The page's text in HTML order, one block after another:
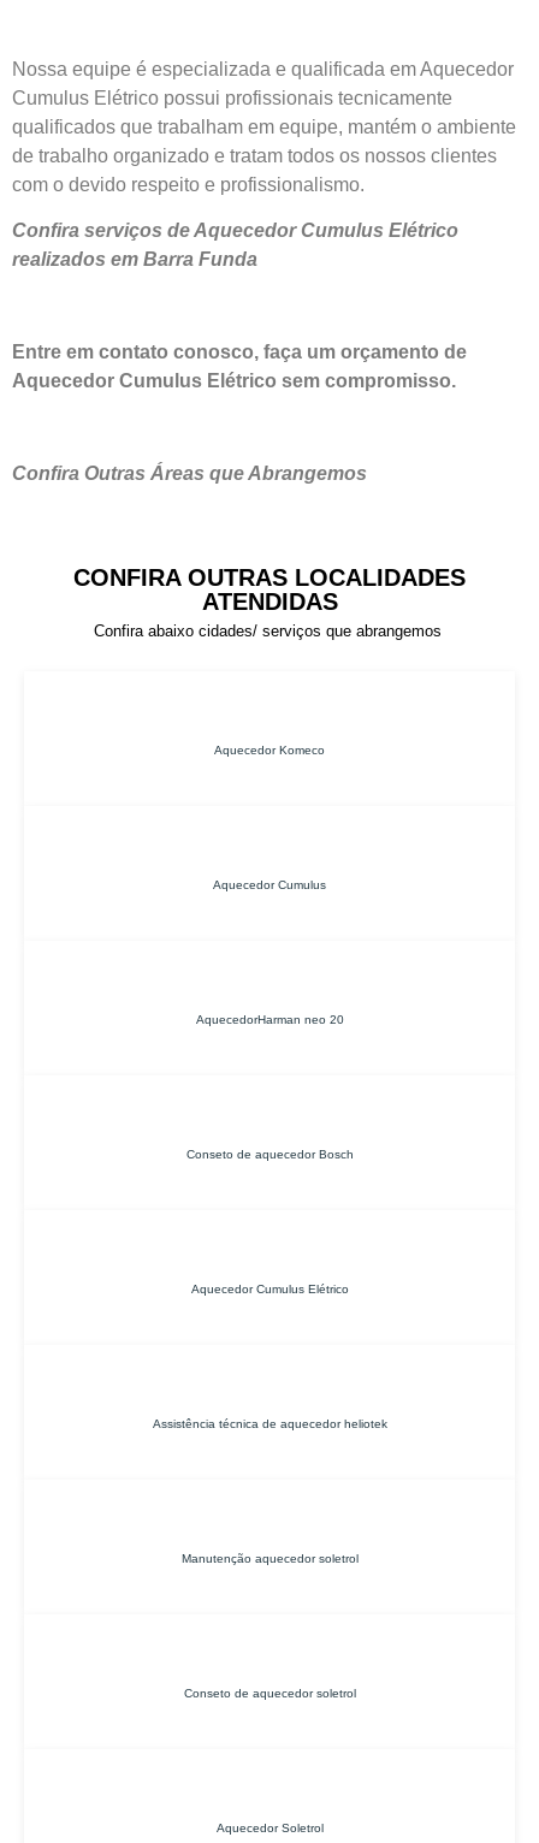
Nossa equipe é especializada e qualificada em Aquecedor
Cumulus Elétrico possui profissionais tecnicamente
qualificados que trabalham em equipe, mantém o ambiente
de trabalho organizado e tratam todos os nossos clientes
com o devido respeito e profissionalismo.
Confira serviços de Aquecedor Cumulus Elétrico
realizados em Barra Funda
Entre em contato conosco, faça um orçamento de
Aquecedor Cumulus Elétrico sem compromisso.
Confira Outras Áreas que Abrangemos
CONFIRA OUTRAS LOCALIDADES
ATENDIDAS
Confira abaixo cidades/ serviços que abrangemos
Aquecedor Komeco
Aquecedor Cumulus
AquecedorHarman neo 20
Conseto de aquecedor Bosch
Aquecedor Cumulus Elétrico
Assistência técnica de aquecedor heliotek
Manutenção aquecedor soletrol
Conseto de aquecedor soletrol
Aquecedor Soletrol